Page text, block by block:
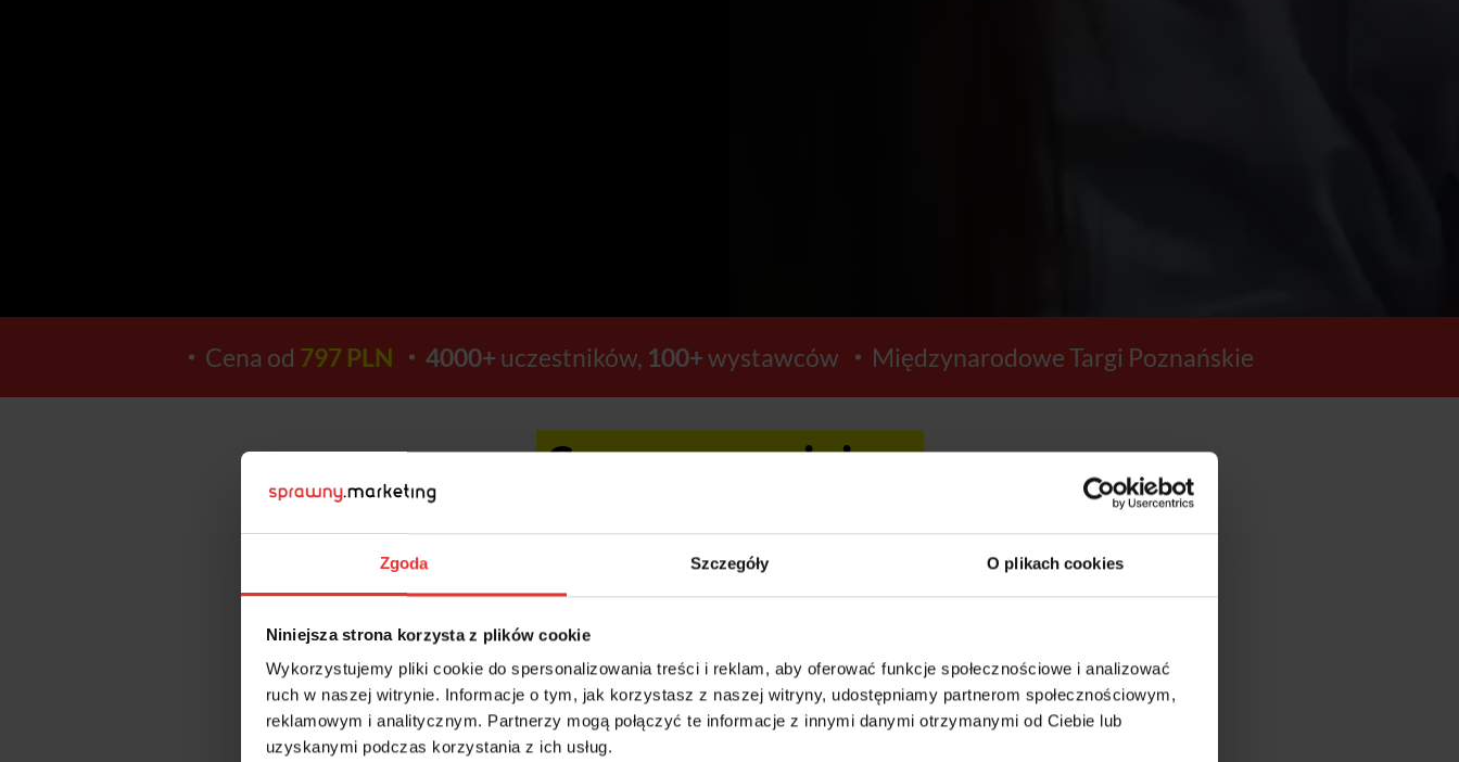
Zgoda Szczegóły O plikach cookies
Niniejsza strona korzysta z plików cookie
Wykorzystujemy pliki cookie do spersonalizowania treści i reklam, aby oferować funkcje społecznościowe i analizować
ruch w naszej witrynie. Informacje o tym, jak korzystasz z naszej witryny, udostępniamy partnerom społecznościowym,
reklamowym i analitycznym. Partnerzy mogą połączyć te informacje z innymi danymi otrzymanymi od Ciebie lub
uzyskanymi podczas korzystania z ich usług.
Cena od 797 PLN 4000+ uczestników, 100+wystawców Międzynarodowe Targi Poznańskie
Ceny wzrosną już za:
14
DNI
5
GODZIN
7 6
Kup bilety >>